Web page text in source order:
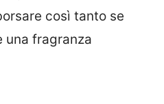
così tanto se
una fragranza